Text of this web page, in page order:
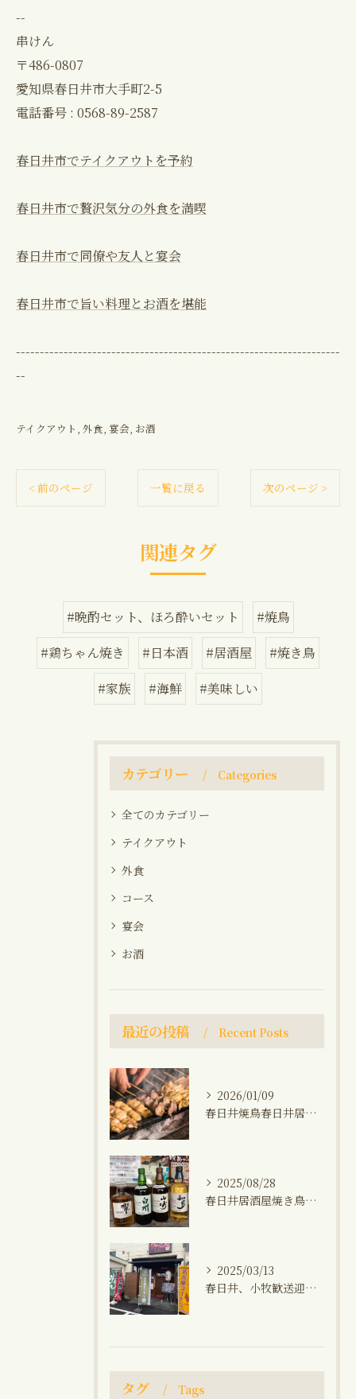
--
串けん
〒486-0807
愛知県春日井市大手町2-5
電話番号 : 0568-89-2587
春日井市でテイクアウトを予約
春日井市で贅沢気分の外食を満喫
春日井市で同僚や友人と宴会
春日井市で旨い料理とお酒を堪能
--------------------------------------------------------------------
--
テイクアウト 外食 宴会 お酒
< 前のページ 一覧に戻る 次のページ >
関連タグ
#晩酌セット、ほろ酔いセット
#焼鳥
#鶏ちゃん焼き
#日本酒 #居酒屋
#焼き鳥
#家族
#海鮮 #美味しい
カテゴリー Categories
全てのカテゴリー
テイクアウト
外食
コース
宴会
お酒
最近の投稿 Recent Posts
2026/01/09
春日井焼鳥春日井居酒屋海鮮おでん鍋晩ご飯おつまみ
2025/08/28
春日井居酒屋焼き鳥小牧生秋刀魚プレミアムウィスキー(山崎、知多、白州、響)飲み会1人飲み晩ご飯
2025/03/13
春日井、小牧歓送迎会飲み放題コース、焼き鳥、馬刺し、生ビール、角ハイボール、晩御飯
タグ Tags